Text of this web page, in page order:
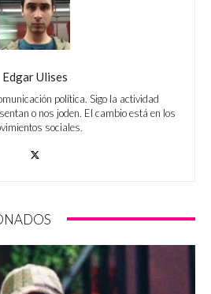
Edgar Ulises
política. Sigo la actividad
o nos joden. El cambio está en los
sociales.